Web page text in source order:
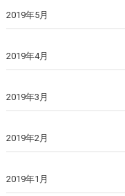
2019年5月
2019年4月
2019年3月
2019年2月
2019年1月